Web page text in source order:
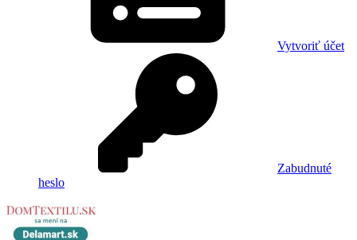
Vytvoriť účet
Zabudnuté
heslo